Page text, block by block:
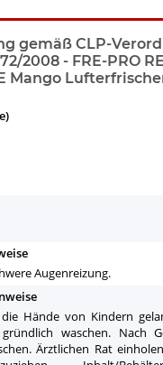
gemäß CLP-
2008 - FRE-PRO
Mango
Augenreizung.
Hände von Kindern
waschen. Nach
Ärztlichen Rat